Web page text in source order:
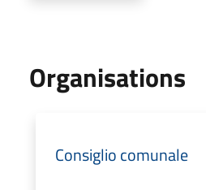
Organisations
Consiglio comunale